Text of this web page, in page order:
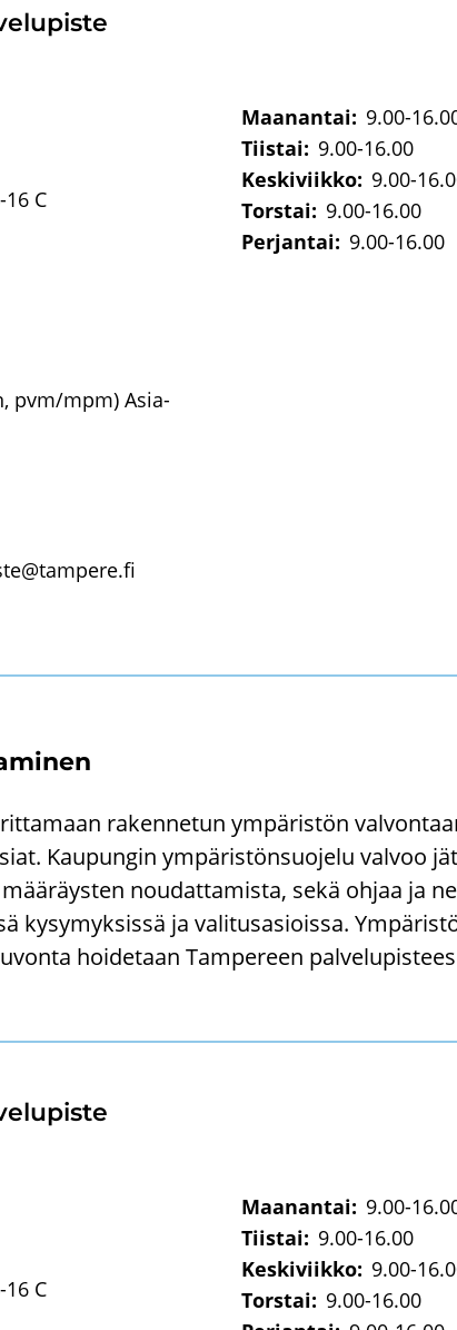
C
pvm/mpm) Asia­
Maanantai: 9.00-
Tiistai: 9.00-16.00
Keskiviikko: 9.00-
Torstai: 9.00-16.00
Perjantai: 9.00-16.00
ra­ken­ne­tun ym­pä­ris­tön
Kau­pun­gin ym­pä­ris­tön­suo­je­lu val­voo
nou­dat­ta­mis­ta, sekä ohjaa ja
ky­sy­myk­sis­sä ja va­li­tus­asiois­sa.
hoi­de­taan Tam­pe­reen
C
Maanantai: 9.00-
Tiistai: 9.00-16.00
Keskiviikko: 9.00-
Torstai: 9.00-16.00